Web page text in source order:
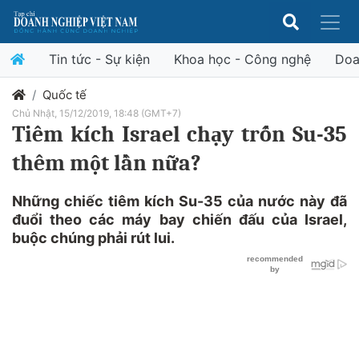
Tin tức - Sự kiện Khoa học - Công nghệ
Quốc tế
Chủ Nhật, 15/12/2019, 18:48 (GMT+7)
Tiêm kích Israel chạy trốn Su-35
thêm một lần nữa?
Những chiếc tiêm kích Su-35 của nước này đã
đuổi theo các máy bay chiến đấu của Israel,
buộc chúng phải rút lui.